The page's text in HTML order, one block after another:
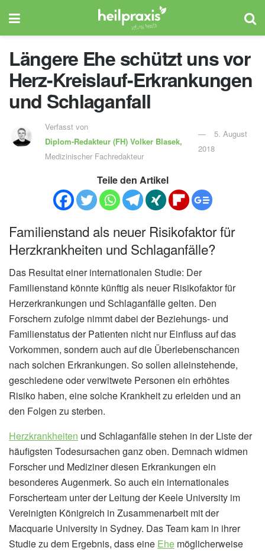
Längere Ehe schützt uns vor
Herz-Kreislauf-Erkrankungen
und Schlaganfall
Verfasst von
Diplom-Redakteur (FH) Volker Blasek,
Medizinischer Fachredakteur
5. August
2018
Teile den Artikel
Familienstand als neuer Risikofaktor für
Herzkrankheiten und Schlaganfälle?
Das Resultat einer internationalen Studie: Der
Familienstand könnte künftig als neuer Risikofaktor für
Herzerkrankungen und Schlaganfälle gelten. Den
Forschern zufolge nimmt dabei der Beziehungs- und
Familienstatus der Patienten nicht nur Einfluss auf das
Vorkommen, sondern auch auf die Überlebenschancen
nach solchen Erkrankungen. So sollen alleinstehende,
geschiedene oder verwitwete Personen ein erhöhtes
Risiko haben, eine solche Krankheit zu erleiden und an
den Folgen zu sterben.
Herzkrankheiten und Schlaganfälle stehen in der Liste der
häufigsten Todesursachen ganz oben. Demnach widmen
Forscher und Mediziner diesen Erkrankungen ein
besonderes Augenmerk. So auch ein internationales
Forscherteam unter der Leitung der Keele University im
Vereinigten Königreich in Zusammenarbeit mit der
Macquarie University in Sydney. Das Team kam in ihrer
Studie zu dem Ergebnis, dass eine Ehe möglicherweise